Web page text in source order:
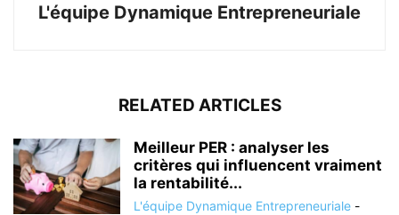
L'équipe Dynamique Entrepreneuriale
RELATED ARTICLES
Meilleur PER : analyser les
critères qui influencent vraiment
la rentabilité...
L'équipe Dynamique Entrepreneuriale -